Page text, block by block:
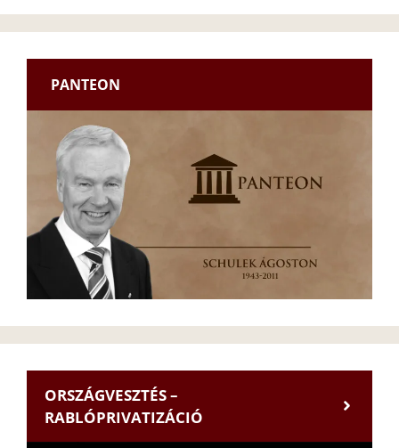
PANTEON
ORSZÁGVESZTÉS –
RABLÓPRIVATIZÁCIÓ